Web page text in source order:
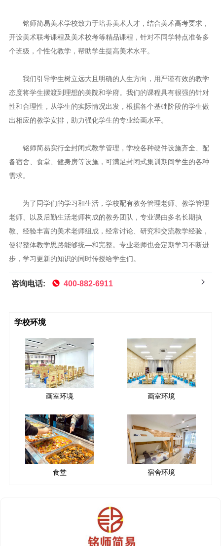
铭师简易美术学校致力于培养美术人才，结合美术高考要求，
开设美术联考课程及美术校考等精品课程，针对不同学特点准备多
个班级，个性化教学，帮助学生提高美术水平。
我们引导学生树立远大且明确的人生方向，用严谨有效的教学
态度将学生摆渡到理想的美院和学府。我们的课程具有很强的针对
性和合理性，从学生的实际情况出发，根据各个基础阶段的学生做
出相应的教学安排，助力强化学生的专业绘画水平。
铭师简易实行全封闭式教学管理，学校各种硬件设施齐全、配
备宿舍、食堂、健身房等设施，可满足封闭式集训期间学生的各种
需求。
为了同学们的学习和生活，学校配有教务管理老师、教学管理
老师、以及后勤生活老师构成的教务团队，专业课由多名长期执
教、经验丰富的美术老师组成，经常讨论、研究和交流教学经验，
使得整体教学思路能够统—和完整。专业老师也会定期学习不断进
步，学习更新的知识的同时传授给学生们。
咨询电话: 400-882-6911
学校环境
画室环境 画室环境
食堂 宿舍环境